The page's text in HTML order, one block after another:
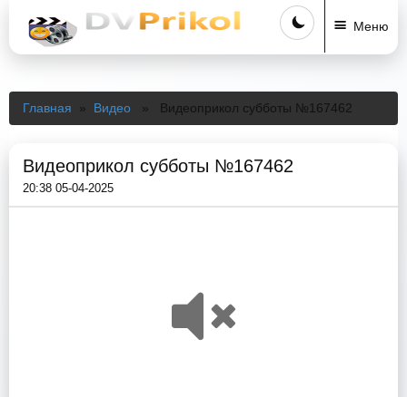
Меню
Главная » Видео » Видеоприкол субботы №167462
Видеоприкол субботы №167462
20:38 05-04-2025